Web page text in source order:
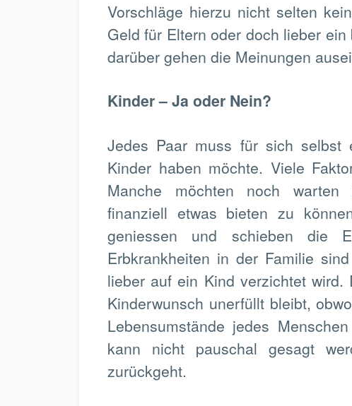
Vorschläge hierzu nicht selten
Geld für Eltern oder doch lieber
darüber gehen die Meinungen
Kinder – Ja oder Nein?
Jedes Paar muss für sich selbst
Kinder haben möchte. Viele
Manche möchten noch
finanziell etwas bieten zu
geniessen und schieben die
Erbkrankheiten in der Familie
lieber auf ein Kind verzichtet
Kinderwunsch unerfüllt bleibt,
Lebensumstände jedes
kann nicht pauschal gesagt
zurückgeht.